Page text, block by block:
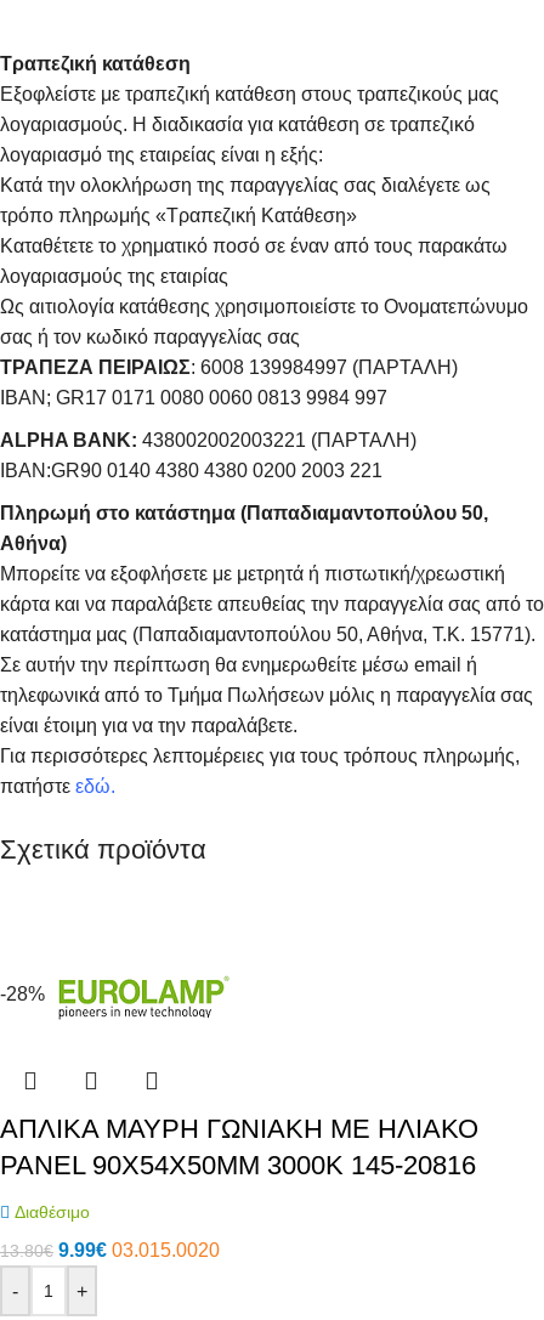
Τραπεζική κατάθεση
Εξοφλείστε με τραπεζική κατάθεση στους τραπεζικούς μας
λογαριασμούς. Η διαδικασία για κατάθεση σε τραπεζικό
λογαριασμό της εταιρείας είναι η εξής:
Κατά την ολοκλήρωση της παραγγελίας σας διαλέγετε ως
τρόπο πληρωμής «Τραπεζική Κατάθεση»
Καταθέτετε το χρηματικό ποσό σε έναν από τους παρακάτω
λογαριασμούς της εταιρίας
Ως αιτιολογία κατάθεσης χρησιμοποιείστε το Ονοματεπώνυμο
σας ή τον κωδικό παραγγελίας σας
ΤΡΑΠΕΖΑ ΠΕΙΡΑΙΩΣ: 6008 139984997 (ΠΑΡΤΑΛΗ)
IBAN; GR17 0171 0080 0060 0813 9984 997
ALPHA BANK: 438002002003221 (ΠΑΡΤΑΛΗ)
IBAN:GR90 0140 4380 4380 0200 2003 221
Πληρωμή στο κατάστημα (Παπαδιαμαντοπούλου 50,
Αθήνα)
Μπορείτε να εξοφλήσετε με μετρητά ή πιστωτική/χρεωστική
κάρτα και να παραλάβετε απευθείας την παραγγελία σας από το
κατάστημα μας (Παπαδιαμαντοπούλου 50, Αθήνα, Τ.Κ. 15771).
Σε αυτήν την περίπτωση θα ενημερωθείτε μέσω email ή
τηλεφωνικά από το Τμήμα Πωλήσεων μόλις η παραγγελία σας
είναι έτοιμη για να την παραλάβετε.
Για περισσότερες λεπτομέρειες για τους τρόπους πληρωμής,
πατήστε εδώ.
Σχετικά προϊόντα
-28%
ΑΠΛΙΚΑ ΜΑΥΡΗ ΓΩΝΙΑΚΗ ΜΕ ΗΛΙΑΚΟ
PANEL 90X54X50MM 3000Κ 145-20816
Διαθέσιμο
13.80€ 9.99€ 03.015.0020
-
+